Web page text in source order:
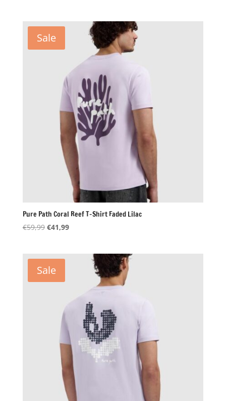
€49,95.
€25,00.
Sale
Pure Path Coral Reef T-Shirt Faded Lilac
€59,99 Oorspronkelijke
€59,99.
€41,99Huidige
€41,99.
Sale